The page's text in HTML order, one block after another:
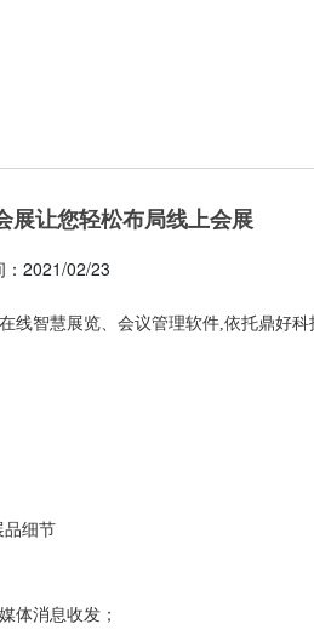
展让您轻松布局线上会展
：2021/02/23
线智慧展览、会议管理软件,依托鼎好
品细节
体消息收发；